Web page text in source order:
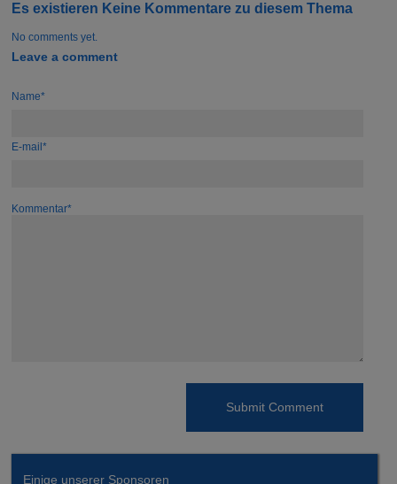
Es existieren Keine Kommentare zu diesem Thema
No comments yet.
Leave a comment
Name*
E-mail*
Kommentar*
Einige unserer Sponsoren